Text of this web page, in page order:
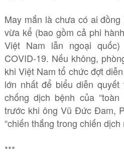
May mắn là chưa có ai
vừa kể (bao gồm cả phi
Việt Nam lẫn ngoại
COVID-19. Nếu không,
khi Việt Nam tổ chức đợt
lớn nhất để biểu diễn
chống dịch bệnh của
trước khi ông Vũ Đức Đam,
“chiến thắng trong chiến dịch
***